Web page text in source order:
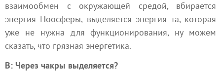
взаимообмен с окружающей средой, вбирается
энергия Ноосферы, выделяется энергия та, которая
уже не нужна для функционирования, ну можем
сказать, что грязная энергетика.
В: Через чакры выделяется?